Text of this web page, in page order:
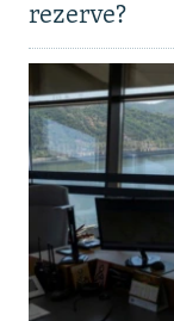
rezerve?